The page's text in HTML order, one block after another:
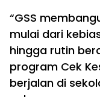
“GSS
mulai dari
hingga rutin
program Cek
berjalan di